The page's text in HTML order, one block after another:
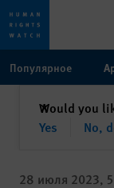
toto
content
Популярное
Would you
Yes
No,
✕закрыть
28 июля 2023,